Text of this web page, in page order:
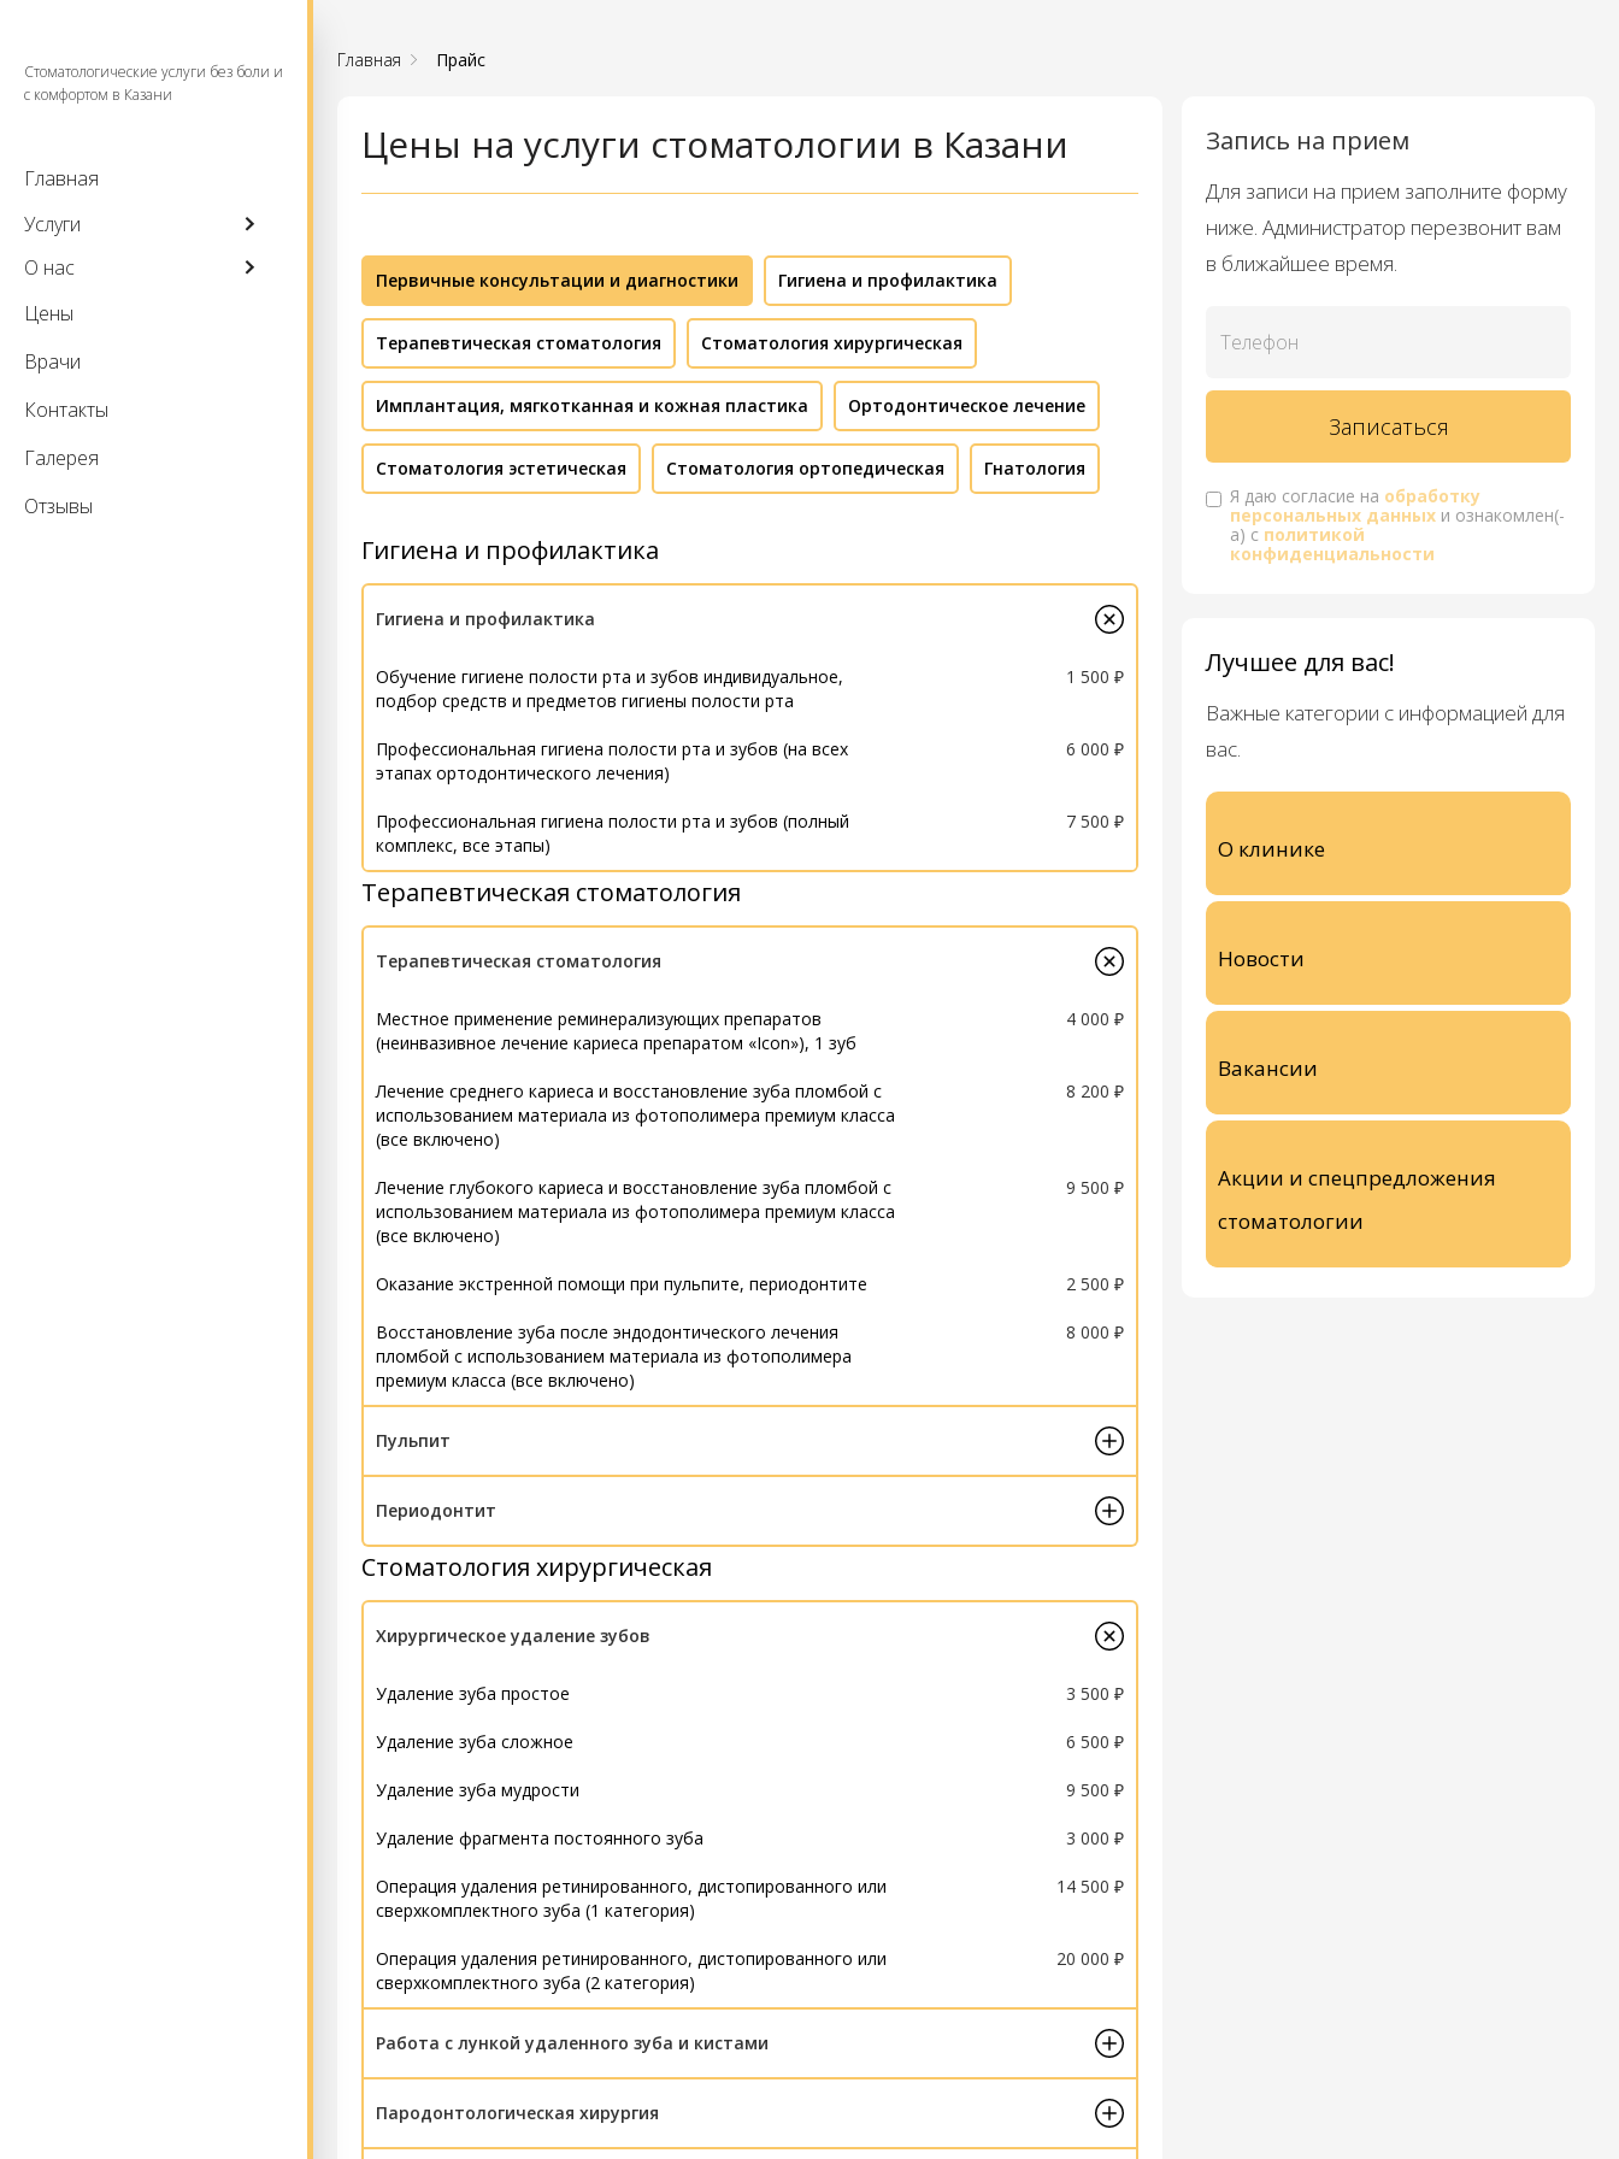
Стоматологические услуги без боли и
с комфортом в Казани
Главная
Услуги
О нас
Цены
Врачи
Контакты
Галерея
Отзывы
Главная Прайс
Цены на услуги стоматологии в Казани
Первичные консультации и диагностики Гигиена и профилактика
Терапевтическая стоматология Стоматология хирургическая
Имплантация, мягкотканная и кожная пластика Ортодонтическое лечение
Стоматология эстетическая Стоматология ортопедическая Гнатология
Гигиена и профилактика
Гигиена и профилактика
Обучение гигиене полости рта и зубов индивидуальное,
подбор средств и предметов гигиены полости рта
1 500 ₽
Профессиональная гигиена полости рта и зубов (на всех
этапах ортодонтического лечения)
6 000 ₽
Профессиональная гигиена полости рта и зубов (полный
комплекс, все этапы)
7 500 ₽
Терапевтическая стоматология
Терапевтическая стоматология
Местное применение реминерализующих препаратов
(неинвазивное лечение кариеса препаратом «Icon»), 1 зуб
4 000 ₽
Лечение среднего кариеса и восстановление зуба пломбой с
использованием материала из фотополимера премиум класса
(все включено)
8 200 ₽
Лечение глубокого кариеса и восстановление зуба пломбой с
использованием материала из фотополимера премиум класса
(все включено)
9 500 ₽
Оказание экстренной помощи при пульпите, периодонтите 2 500 ₽
Восстановление зуба после эндодонтического лечения
пломбой с использованием материала из фотополимера
премиум класса (все включено)
8 000 ₽
Пульпит
9 000 ₽
Лечение пульпита 2-канального зуба 11 500 ₽
Лечение пульпита 3-канального зуба 14 000 ₽
Лечение пульпита 4-канального зуба 16 500 ₽
Периодонтит
Лечение периодонтита 1-канального зуба
16 000 ₽
Стоматология хирургическая
Хирургическое удаление зубов
Удаление зуба простое 3 500 ₽
Удаление зуба сложное 6 500 ₽
Удаление зуба мудрости 9 500 ₽
Удаление фрагмента постоянного зуба 3 000 ₽
Операция удаления ретинированного, дистопированного или
сверхкомплектного зуба (1 категория)
14 500 ₽
Операция удаления ретинированного, дистопированного или
сверхкомплектного зуба (2 категория)
20 000 ₽
Работа с лункой удаленного зуба и кистами
5 500 ₽
Отсроченный кюретаж лунки удаленного зуба 2 500 ₽
Пародонтологическая хирургия
Запись на прием
Для записи на прием заполните форму
ниже. Администратор перезвонит вам
в ближайшее время.
Я даю согласие на обработку
персональных данных и ознакомлен(-
а) с политикой
конфиденциальности
Лучшее для вас!
Важные категории с информацией для
вас.
О клинике
Новости
Вакансии
Акции и спецпредложения
стоматологии